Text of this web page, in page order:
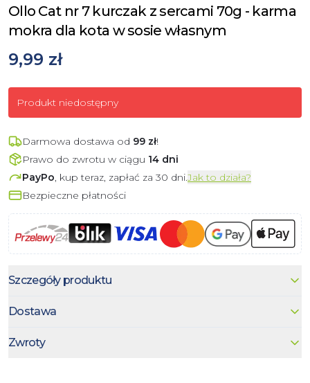
Ollo Cat nr 7 kurczak z sercami 70g - karma
mokra dla kota w sosie własnym
9,99 zł
Produkt niedostępny
Darmowa dostawa od 99 zł!
Prawo do zwrotu w ciągu 14 dni
PayPo, kup teraz, zapłać za 30 dni.Jak to działa?
Bezpieczne płatności
Szczegóły produktu
Dostawa
Zwroty